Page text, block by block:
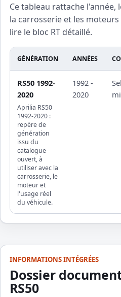
Ce tableau rattache l'année,
la carrosserie et les
lire le bloc RT détaillé.
GÉNÉRATION ANNÉES
RS50 1992-
2020
Aprilia RS50
1992-2020 :
repère de
génération
issu du
catalogue
ouvert, à
utiliser avec la
carrosserie, le
moteur et
l'usage réel
du véhicule.
1992 -
2020
INFORMATIONS INTÉGRÉES
Dossier
RS50